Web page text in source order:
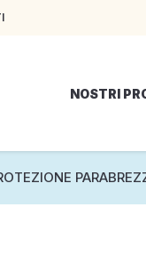
NOSTRI